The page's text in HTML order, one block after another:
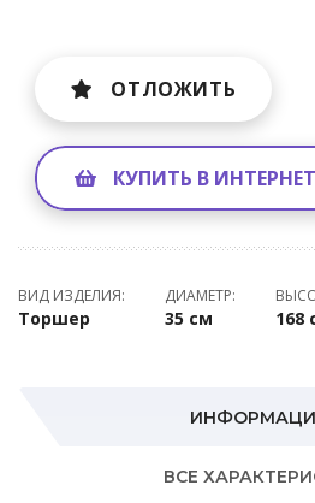
ОТЛОЖИТЬ
КУПИТЬ В
ВИД ИЗДЕЛИЯ:
Торшер
ДИАМЕТР:
35 см 168
ВСЕ